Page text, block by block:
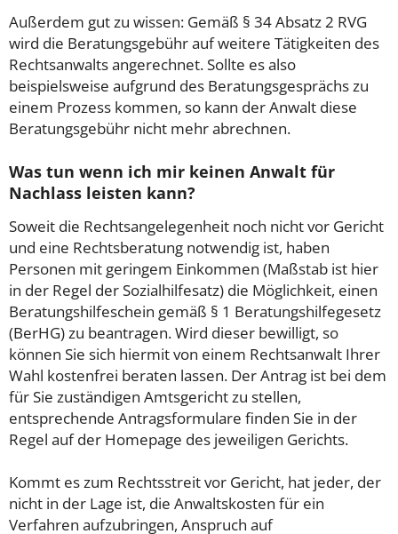
Außerdem gut zu wissen: Gemäß § 34 Absatz 2 RVG
wird die Beratungsgebühr auf weitere Tätigkeiten des
Rechtsanwalts angerechnet. Sollte es also
beispielsweise aufgrund des Beratungsgesprächs zu
einem Prozess kommen, so kann der Anwalt diese
Beratungsgebühr nicht mehr abrechnen.
Was tun wenn ich mir keinen Anwalt für
Nachlass leisten kann?
Soweit die Rechtsangelegenheit noch nicht vor Gericht
und eine Rechtsberatung notwendig ist, haben
Personen mit geringem Einkommen (Maßstab ist hier
in der Regel der Sozialhilfesatz) die Möglichkeit, einen
Beratungshilfeschein gemäß § 1 Beratungshilfegesetz
(BerHG) zu beantragen. Wird dieser bewilligt, so
können Sie sich hiermit von einem Rechtsanwalt Ihrer
Wahl kostenfrei beraten lassen. Der Antrag ist bei dem
für Sie zuständigen Amtsgericht zu stellen,
entsprechende Antragsformulare finden Sie in der
Regel auf der Homepage des jeweiligen Gerichts.
Kommt es zum Rechtsstreit vor Gericht, hat jeder, der
nicht in der Lage ist, die Anwaltskosten für ein
Verfahren aufzubringen, Anspruch auf